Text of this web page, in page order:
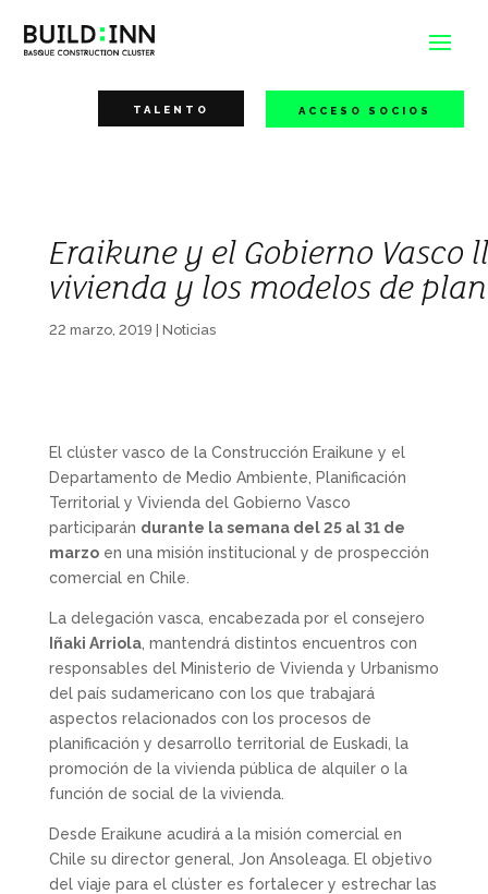
TALENTO ACCESO SOCIOS
Eraikune y el Gobierno Vasco
vivienda y los modelos de
22 marzo, 2019 Noticias
El clúster vasco de la Construcción Eraikune y el
Departamento de Medio Ambiente, Planificación
Territorial y Vivienda del Gobierno Vasco
participarán durante la semana del 25 al 31 de
marzoen una misión institucional y de prospección
comercial en Chile.
La delegación vasca, encabezada por el consejero
Iñaki Arriola, mantendrá distintos encuentros con
responsables del Ministerio de Vivienda y Urbanismo
del país sudamericano con los que trabajará
aspectos relacionados con los procesos de
planificación y desarrollo territorial de Euskadi, la
promoción de la vivienda pública de alquiler o la
función de social de la vivienda.
Desde Eraikune acudirá a la misión comercial en
Chile su director general, Jon Ansoleaga. El objetivo
del viaje para el clúster es fortalecer y estrechar las